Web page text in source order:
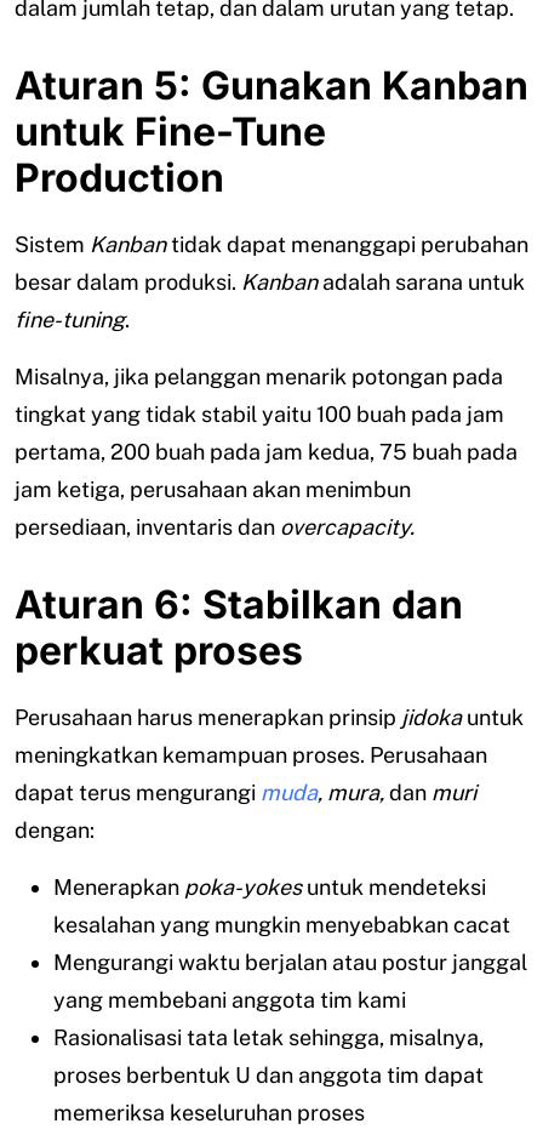
dalam jumlah tetap, dan dalam urutan yang tetap.
Aturan 5: Gunakan Kanban
untuk Fine-Tune
Production
Sistem Kanbantidak dapat menanggapi perubahan
besar dalam produksi. Kanbanadalah sarana untuk
fine-tuning.
Misalnya, jika pelanggan menarik potongan pada
tingkat yang tidak stabil yaitu 100 buah pada jam
pertama, 200 buah pada jam kedua, 75 buah pada
jam ketiga, perusahaan akan menimbun
persediaan, inventaris dan overcapacity.
Aturan 6: Stabilkan dan
perkuat proses
Perusahaan harus menerapkan prinsip jidokauntuk
meningkatkan kemampuan proses. Perusahaan
dapat terus mengurangi muda, mura,dan muri
dengan:
Menerapkan poka-yokesuntuk mendeteksi
kesalahan yang mungkin menyebabkan cacat
Mengurangi waktu berjalan atau postur janggal
yang membebani anggota tim kami
Rasionalisasi tata letak sehingga, misalnya,
proses berbentuk U dan anggota tim dapat
memeriksa keseluruhan proses